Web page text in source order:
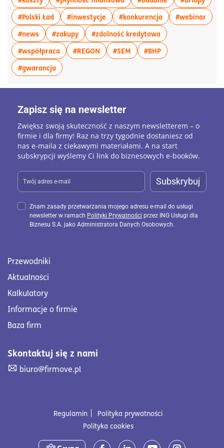
#Polski Ładwięcej artykułów z tagiem:#Polski Ład
#inwestycjewięcej artykułów z
#konkurencjawięcej artykułów
#webinar
#newswięcej artykułów z tagiem:#news
#zakupywięcej artykułów z tagiem:#zakupy
#zdolność kredytowawięcej artykułów
#współpracawięcej artykułów z tagiem:#współpraca
#REGON więcej artykułów z tagiem:#REGON
#SEM więcej artykułów z
#BHPwięcej artykułów z
#gwarancjawięcej artykułów z tagiem:#gwarancja
Przewodniki
Aktualności
Kalkulatory
Informacje o firmie
Baza firm
Skontaktuj się z nami
Skontaktuj się z nami. Wyślij mail na adres
biuro@firmove.pl
Zapisz się na newsletter
Zwiększ swoją skuteczność z naszym newsletterem – o
firmie i dla firmy! Raz na trzy tygodnie dostaniesz od
nas e-maila z ciekawymi materiałami. A na start
subskrypcji wyślemy Ci link do biznesowych e-booków.
Subskrybuj
Znam zasady przetwarzania mojego adresu e-mail do usługi
newsletter w ramach Polityki Prywatności przez ING Usługi dla
Biznesu S.A. jako Administratora Danych Osobowych.
Regulamin
Polityka prywatności
Polityka cookies